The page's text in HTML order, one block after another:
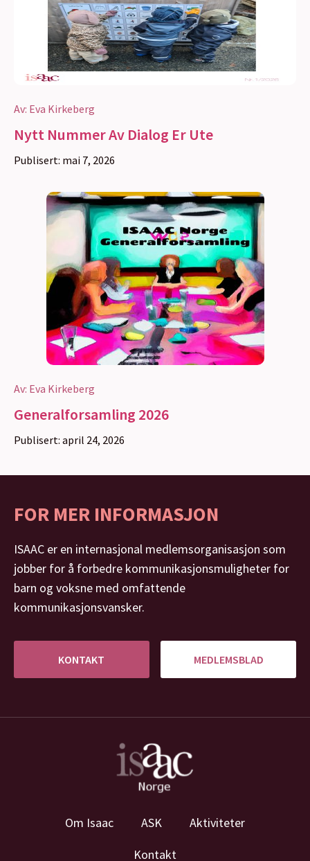
Av: Eva Kirkeberg
Nytt Nummer Av Dialog Er Ute
Publisert: mai 7, 2026
Av: Eva Kirkeberg
Generalforsamling 2026
Publisert: april 24, 2026
FOR MER INFORMASJON
ISAAC er en internasjonal medlemsorganisasjon som
jobber for å forbedre kommunikasjonsmuligheter for
barn og voksne med omfattende
kommunikasjonsvansker.
KONTAKT MEDLEMSBLAD
Om Isaac ASK
Aktiviteter
Kontakt